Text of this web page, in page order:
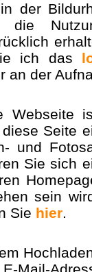
der
die
ich das
an der
Webseite
Seite
und
Sie sich
sein
Sie hier.